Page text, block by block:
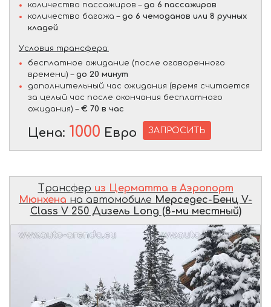
количество пассажиров – до 6 пассажиров
количество багажа – до 6 чемоданов или 8 ручных
кладей
Условия трансфера:
бесплатное ожидание (после оговоренного
времени) – до 20 минут
дополнительный час ожидания (время считается
за целый час после окончания бесплатного
ожидания) – € 70 в час
Цена: 1000 Евро ЗАПРОСИТЬ
Трансфер из Церматта в Аэропорт
Мюнхена на автомобиле Мерседес-Бенц V-
Class V 250 Дизель Long (8-ми местный)